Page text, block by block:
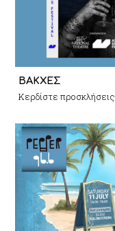
ΒΑΚΧΕΣ
Κερδίστε προσκλήσεις